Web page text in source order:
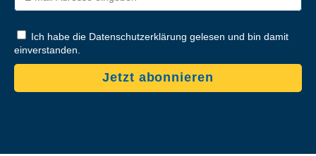
Ich habe die Datenschutzerklärung gelesen und bin damit
einverstanden.
Jetzt abonnieren